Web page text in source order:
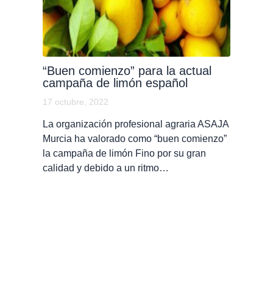
“Buen comienzo” para la actual
campaña de limón español
17 octubre, 2022
La organización profesional agraria ASAJA
Murcia ha valorado como “buen comienzo”
la campaña de limón Fino por su gran
calidad y debido a un ritmo…